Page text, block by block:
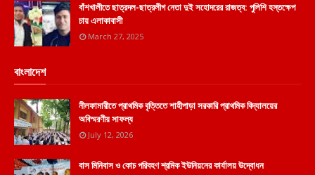
বাঁশখালীতে ছাত্রদল-ছাত্রলীগ নেতা দুই সহোদরের রাজত্ব: পুলিশি হস্তক্ষেপ
চায় এলাকাবাসী
March 27, 2025
বাংলাদেশ
নীলফামারীতে প্রাথমিক বৃত্তিতে শাহীপাড়া সরকারি প্রাথমিক বিদ্যালয়ের
অবিস্মরণীয় সাফল্য
July 12, 2026
বাস মিনিবাস ও কোচ পরিবহণ শ্রমিক ইউনিয়নের কার্যালয় উদ্বোধন